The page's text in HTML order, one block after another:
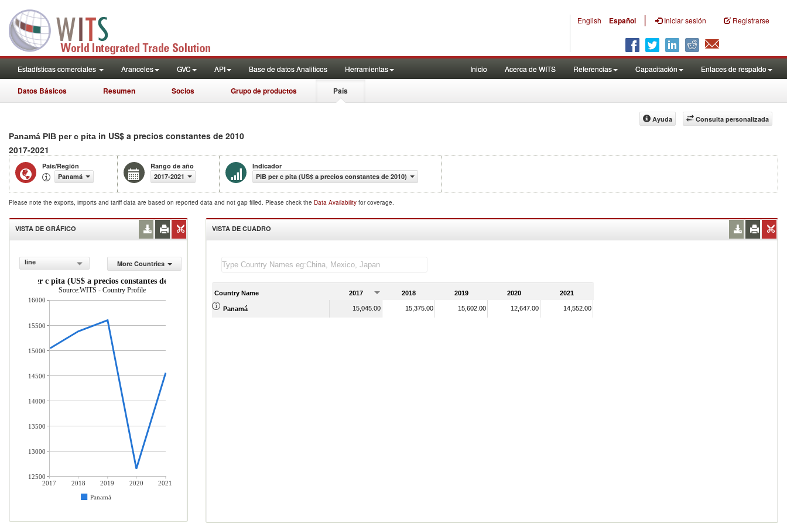
English Español | Iniciar sesión Registrarse
Estadísticas comerciales Aranceles GVC API Base de datos Analiticos Herramientas Inicio Acerca de WITS Referencias Capacitación Enlaces de respaldo
Datos Básicos Resumen Socios Grupo de productos País
Consulta personalizada
Ayuda
Panamá PIB per c pita in US$ a precios constantes de 2010
2017-2021
País/Región
Panamá
Rango de año
2017-2021
Indicador
PIB per c pita (US$ a precios constantes de 2010)
Please note the exports, imports and tariff data are based on reported data and not gap filled. Please check the Data Availability for coverage.
VISTA DE GRÁFICO
line
More Countries
PIB per c pita (US$ a precios constantes de 2010)
Source:WITS - Country Profile
2017 2018 2019 2020
2021
Panamá
16000
15500
15000
14500
14000
13500
13000
12500
VISTA DE CUADRO
Country Name 2017 2018 2019 2020 2021
Panamá 15,045.00 15,375.00 15,602.00 12,647.00 14,552.00